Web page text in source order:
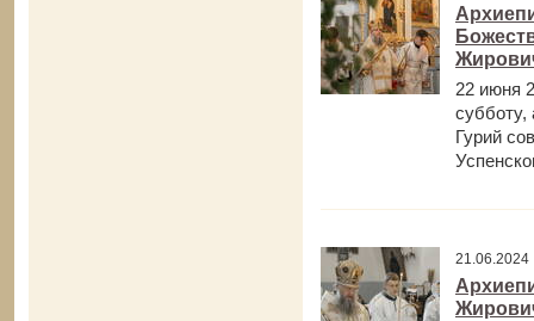
22 июня
субботу,
Гурий